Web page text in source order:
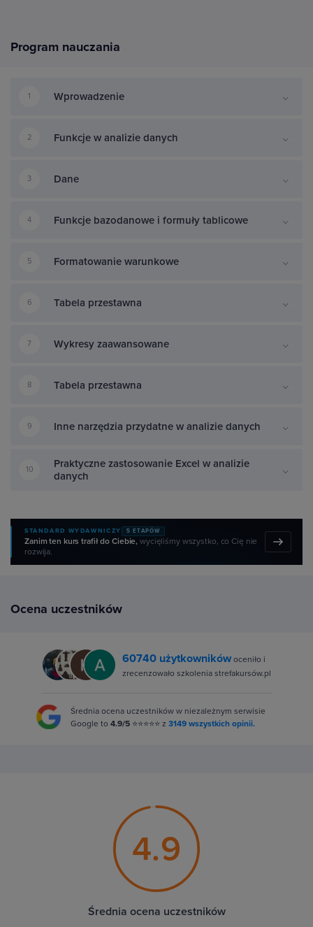
Program nauczania
1 Wprowadzenie
2 Funkcje w analizie danych
3 Dane
4 Funkcje bazodanowe i formuły tablicowe
5 Formatowanie warunkowe
6 Tabela przestawna
7 Wykresy zaawansowane
8 Tabela przestawna
9 Inne narzędzia przydatne w analizie danych
10
Praktyczne zastosowanie Excel w analizie
danych
STANDARD WYDAWNICZY 5 ETAPÓW
Zanim ten kurs trafił do Ciebie,wycięliśmy wszystko, co Cię nie
rozwija.
Ocena uczestników
60740 użytkownikówoceniło i
zrecenzowało szkolenia strefakursów.pl
Średnia ocena uczestników w niezależnym serwisie
Google to 4.9/5 ⭐⭐⭐⭐⭐ z 3149 wszystkich opinii.
4.9
Średnia ocena uczestników